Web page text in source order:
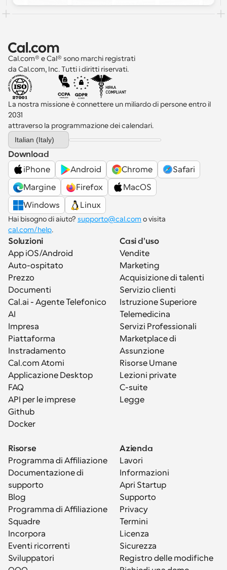
Cal.com® e Cal® sono marchi registrati
da Cal.com, Inc. Tutti i diritti riservati.
La nostra missione è connettere un miliardo di persone entro il
2031
attraverso la programmazione dei calendari.
Select Language
Italian (Italy)
Download
iPhone
Android Chrome
Safari
Margine
Firefox
MacOS
Windows
Linux
Hai bisogno di aiuto? supporto@cal.com
cal.com/help.
Soluzioni
App iOS/Android
Auto-ospitato
Prezzo
Documenti
Cal.ai - Agente Telefonico
AI
Impresa
Piattaforma
Instradamento
Cal.com Atomi
Applicazione Desktop
FAQ
API per le imprese
Github
Docker
Casi d'uso
Vendite
Marketing
Acquisizione di talenti
Servizio clienti
Istruzione Superiore
Telemedicina
Servizi Professionali
Marketplace di
Assunzione
Risorse Umane
Lezioni private
C-suite
Legge
Risorse
Programma di Affiliazione
Documentazione di
supporto
Blog
Programma di Affiliazione
Squadre
Incorpora
Eventi ricorrenti
Sviluppatori
Azienda
Lavori
Informazioni
Apri Startup
Supporto
Privacy
Termini
Licenza
Sicurezza
Registro delle modifiche